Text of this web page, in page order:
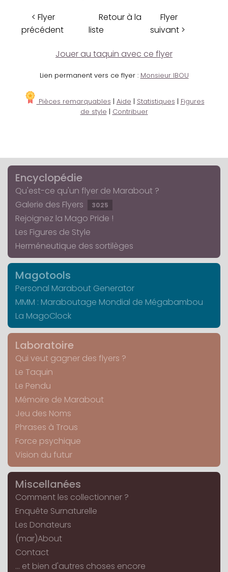
< Flyer
précédent
Retour à la
liste
Flyer
suivant >
Jouer au taquin avec ce flyer
Lien permanent vers ce flyer : Monsieur IBOU
Pièces remarquables | Aide | Statistiques | Figures
de style | Contribuer
Encyclopédie
Qu'est-ce qu'un flyer de Marabout ?
Galerie des Flyers
3025
Rejoignez la Mago Pride !
Les Figures de Style
Herméneutique des sortilèges
Magotools
Personal Marabout Generator
MMM : Maraboutage Mondial de Mégabambou
La MagoClock
Laboratoire
Qui veut gagner des flyers ?
Le Taquin
Le Pendu
Mémoire de Marabout
Jeu des Noms
Phrases à Trous
Force psychique
Vision du futur
Miscellanées
Comment les collectionner ?
Enquête Surnaturelle
Les Donateurs
(mar)About
Contact
... et bien d'autres choses encore